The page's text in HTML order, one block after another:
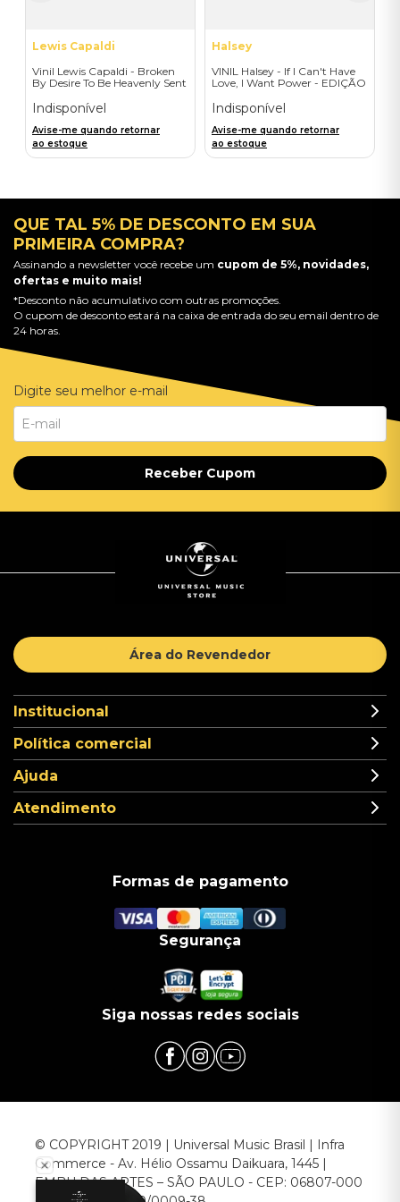
Lewis Capaldi
Vinil Lewis Capaldi - Broken
By Desire To Be Heavenly Sent
Indisponível
Avise-me quando retornar
ao estoque
Halsey
VINIL Halsey - If I Can't Have
Love, I Want Power - EDIÇÃO
TRANSPARENT ORANGE
Indisponível
Avise-me quando retornar
ao estoque
QUE TAL 5% DE DESCONTO EM SUA
PRIMEIRA COMPRA?
Assinando a newsletter você recebe um cupom de 5%, novidades,
ofertas e muito mais!
*Desconto não acumulativo com outras promoções.
O cupom de desconto estará na caixa de entrada do seu email dentro de
24 horas.
Digite seu melhor e-mail
Receber Cupom
Área do Revendedor
Institucional
Política comercial
Ajuda
Atendimento
Formas de pagamento
Segurança
Siga nossas redes sociais
© COPYRIGHT 2019 | Universal Music Brasil | Infra
Commerce - Av. Hélio Ossamu Daikuara, 1445 |
EMBU DAS ARTES – SÃO PAULO - CEP: 06807-000